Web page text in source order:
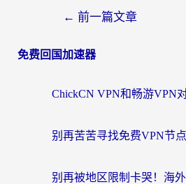
← 前一篇文章
免费回国加速器